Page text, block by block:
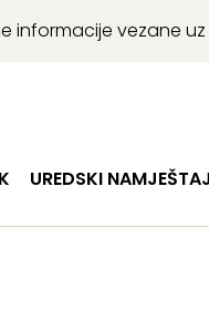
informacije vezane
UREDSKI NAMJEŠTAJ